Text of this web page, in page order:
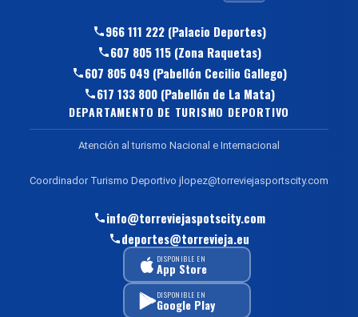
966 111 222 (Palacio Deportes)
607 805 115 (Zona Raquetas)
607 805 049 (Pabellón Cecilio Gallego)
617 133 800 (Pabellón de La Mata)
DEPARTAMENTO DE TURISMO DEPORTIVO
Atención al turismo Nacional e Internacional
Coordinador Turismo Deportivo jlopez@torreviejasportscity.com
info@torreviejaspotscity.com
deportes@torrevieja.eu
DISPONIBLE EN
App Store
DISPONIBLE EN
Google Play